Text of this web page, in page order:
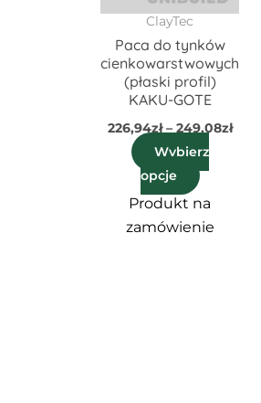
ClayTec
Paca do tynków
cienkowarstwowych
(płaski profil)
KAKU-GOTE
226,94zł – 249,08zł
Wybierz
opcje
Opcje
wybrać
na
stronie
produktu
Produkt na
zamówienie